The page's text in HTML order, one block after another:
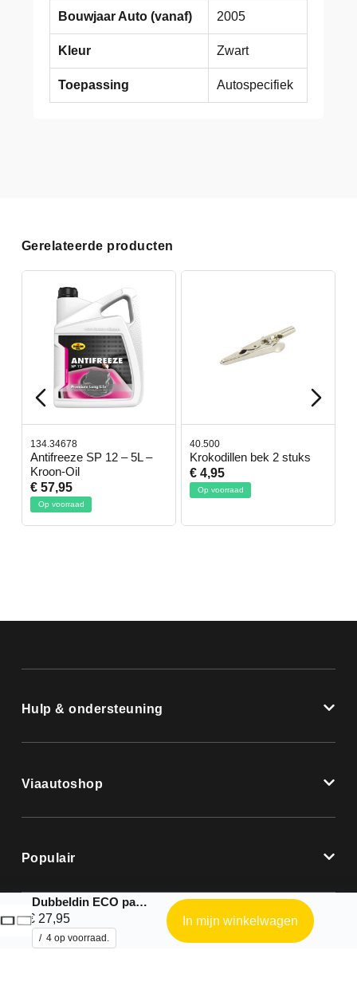
Bouwjaar Auto (vanaf) 2005
Kleur Zwart
Toepassing Autospecifiek
Gerelateerde producten
134.34678
Antifreeze SP 12 – 5L –
Kroon-Oil
€ 57,95
Op voorraad
40.500
Krokodillen bek 2 stuks
€ 4,95
Op voorraad
Hulp & ondersteuning
Viaautoshop
Populair
Dubbeldin ECO paneel Saab 9-5 2005-2010
€ 27,95
4 op voorraad.
In mijn winkelwagen